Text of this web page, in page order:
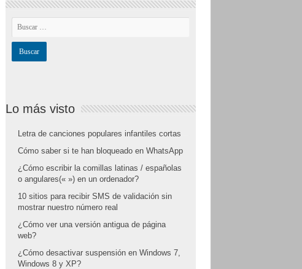
Lo más visto
Letra de canciones populares infantiles cortas
Cómo saber si te han bloqueado en WhatsApp
¿Cómo escribir la comillas latinas / españolas
o angulares(« ») en un ordenador?
10 sitios para recibir SMS de validación sin
mostrar nuestro número real
¿Cómo ver una versión antigua de página
web?
¿Cómo desactivar suspensión en Windows 7,
Windows 8 y XP?